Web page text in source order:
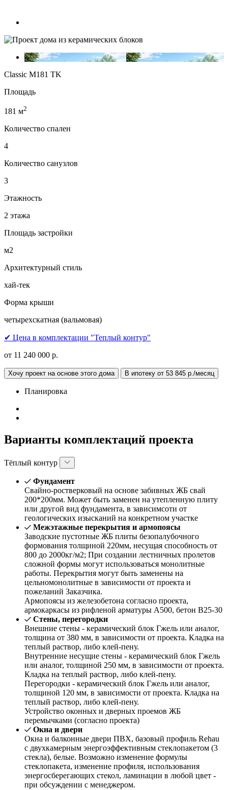
Classic M181 TK
Площадь
181 м2
Количество спален
4
Количество санузлов
3
Этажность
2 этажа
Площадь застройки
м2
Архитектурный стиль
хай-тек
Форма крыши
четырехскатная (вальмовая)
✔ Цена в комплектации "Теплый контур"
от 11 240 000 р.
Хочу проект на основе этого дома В ипотеку от 53 845 р./месяц
Планировка
Варианты комплектаций проекта
Тёплый контур
Фундамент
Свайно-ростверковый на основе забивных ЖБ свай
200*200мм. Может быть заменен на утепленную плиту
или другой вид фундамента, в зависимсоти от
геологических изысканий на конкретном участке
Межэтажные перекрытия и армопоясы
Заводские пустотные ЖБ плиты безопалубочного
формования толщиной 220мм, несущая способность от
800 до 2000кг/м2; При создании лестничных пролетов
сложной формы могут использоваться монолитные
работы. Перекрытия могут быть заменены на
цельномонолитные в зависимости от проекта и
пожеланий Заказчика.
Армопоясы из железобетона согласно проекта,
армокаркасы из рифленой арматуры А500, бетон В25-30
Стены, перегородки
Внешние стены - керамический блок Гжель или аналог,
толщина от 380 мм, в зависимости от проекта. Кладка на
теплый раствор, либо клей-пену.
Внутренние несущие стены - керамический блок Гжель
или аналог, толщиной 250 мм, в зависимости от проекта.
Кладка на теплый раствор, либо клей-пену.
Перегородки - керамический блок Гжель или аналог,
толщиной 120 мм, в зависимости от проекта. Кладка на
теплый раствор, либо клей-пену.
Устройство оконных и дверных проемов ЖБ
перемычками (согласно проекта)
Окна и двери
Окна и балконные двери ПВХ, базовый профиль Rehau
с двухкамерным энергоэффективным стеклопакетом (3
стекла), белые. Возможно изменение формулы
стеклопакета, изменение профиля, использования
энергосберегающих стекол, ламинации в любой цвет -
при обсуждении с менеджером.